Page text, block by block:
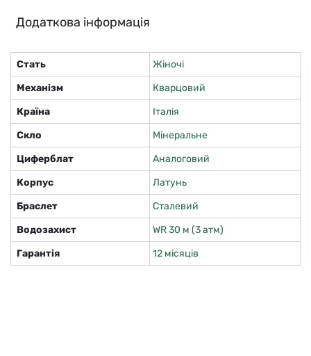
Додаткова інформація
Стать
Жіночі
Механізм
Кварцовий
Країна
Італія
Скло
Мінеральне
Циферблат
Аналоговий
Корпус
Латунь
Браслет
Сталевий
Водозахист
WR 30 м (3 атм)
Гарантія
12 місяців